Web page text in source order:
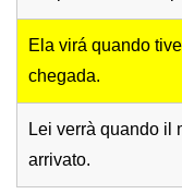
Ela virá quando
chegada.
Lei verrà quando il
arrivato.